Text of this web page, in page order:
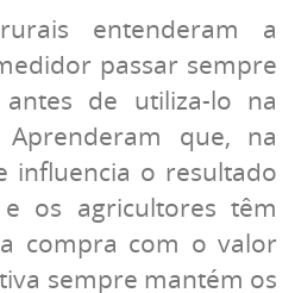
entenderam a
passar sempre
de utiliza-lo na
que, na
influencia o resultado
os agricultores têm
compra com o valor
sempre mantém os